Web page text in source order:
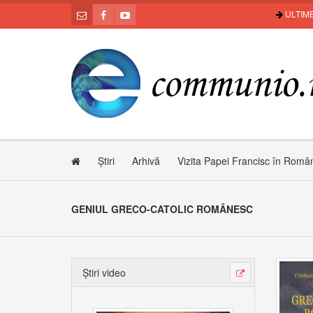
Știri Arhivă Vizita Papei Francisc în
GENIUL GRECO-CATOLIC ROMÂNESC
Știri video